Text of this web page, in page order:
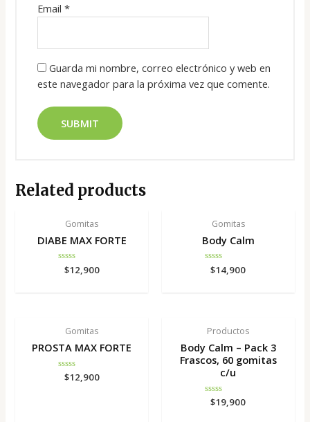
Email *
Guarda mi nombre, correo electrónico y web en
este navegador para la próxima vez que comente.
Related products
Gomitas
DIABE MAX FORTE
Rated
$12,900
Gomitas
Body Calm
Rated
$14,900
Gomitas
PROSTA MAX FORTE
Rated
$12,900
Productos
Body Calm – Pack 3
Frascos, 60 gomitas
c/u
Rated
$19,900